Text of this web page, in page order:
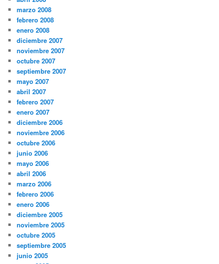
marzo 2008
febrero 2008
enero 2008
diciembre 2007
noviembre 2007
octubre 2007
septiembre 2007
mayo 2007
abril 2007
febrero 2007
enero 2007
diciembre 2006
noviembre 2006
octubre 2006
junio 2006
mayo 2006
abril 2006
marzo 2006
febrero 2006
enero 2006
diciembre 2005
noviembre 2005
octubre 2005
septiembre 2005
junio 2005